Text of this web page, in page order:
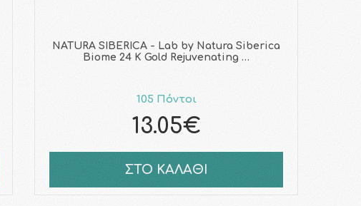
NATURA SIBERICA - Lab by Natura Siberica
Biome 24 K Gold Rejuvenating …
105 Πόντοι
13.05€
ΣΤΟ ΚΑΛΑΘΙ